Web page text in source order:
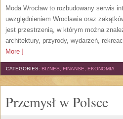
Moda Wrocław to rozbudowany serwis
uwzględnieniem Wrocławia oraz
jest przestrzenią, w którym można
architektury, przyrody, wydarzeń,
More ]
CATEGORIES: BIZNES, FINANSE, EKONOMIA
Przemysł w Polsce